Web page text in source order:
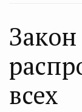
Закон
всех